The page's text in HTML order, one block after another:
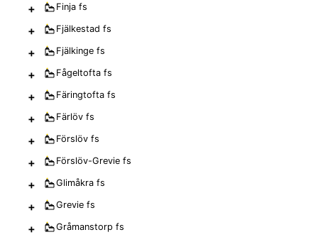
+ Finja fs
+ Fjälkestad fs
+ Fjälkinge fs
+ Fågeltofta fs
+ Färingtofta fs
+ Färlöv fs
+ Förslöv fs
+ Förslöv-Grevie fs
+ Glimåkra fs
+ Grevie fs
+ Gråmanstorp fs